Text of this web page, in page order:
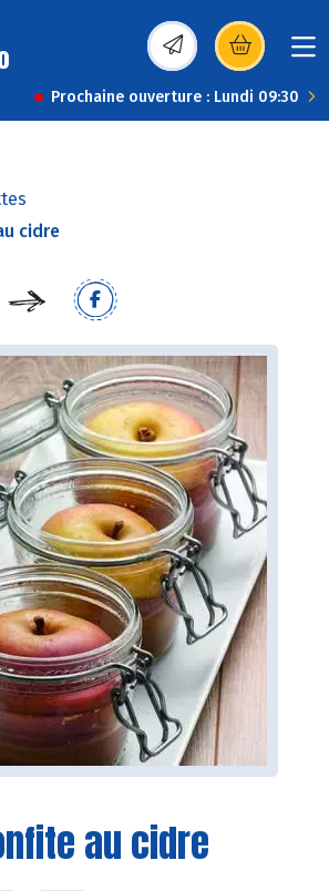
(s’ouvre dans une
Prochaine ouverture : Lundi 09:30
cidre
au cidre